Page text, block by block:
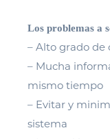
Los problemas a
– Alto grado de
– Mucha
mismo tiempo
– Evitar y
sistema